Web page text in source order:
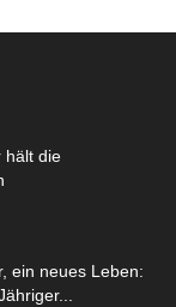
hält die
ein neues Leben: